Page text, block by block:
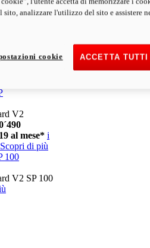
Scopri di più
V2
al mese* i
Scopri di più
100
V2 SP 100
analizzare l'utilizzo del sito e assistere
ACCETTA
cookie